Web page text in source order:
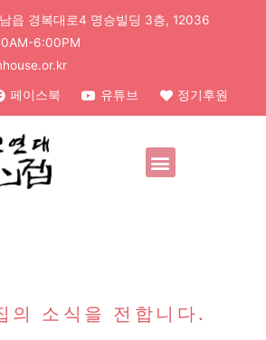
읍 경복대로4 명승빌딩 3층, 12036
6:00PM
페이스북 유튜브 정기후원
의 소식을 전합니다.